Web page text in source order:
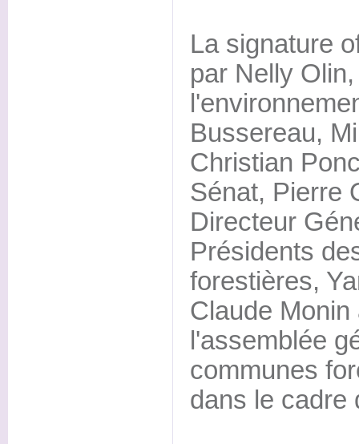
La signature
par Nelly
Bussereau,
Christian
Sénat, Pierre
Directeur
Présidents
forestières,
Claude
l'assemblée
communes
dans le cadre